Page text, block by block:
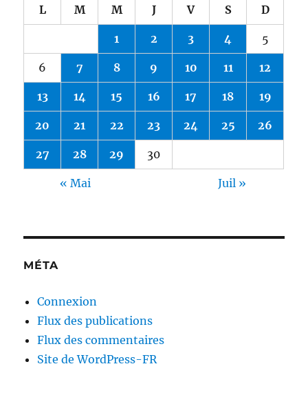
L M M J V S D
1 2 3 4 5
6 7 8 9 10 11 12
13 14 15 16 17 18 19
20 21 22 23 24 25 26
27 28 29 30
« Mai Juil »
MÉTA
Connexion
Flux des publications
Flux des commentaires
Site de WordPress-FR